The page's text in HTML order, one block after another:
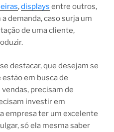
,displays entre outros,
demanda, caso surja um
de uma cliente,
destacar, que desejam se
em busca de
precisam de
investir em
empresa ter um excelente
só ela mesma saber